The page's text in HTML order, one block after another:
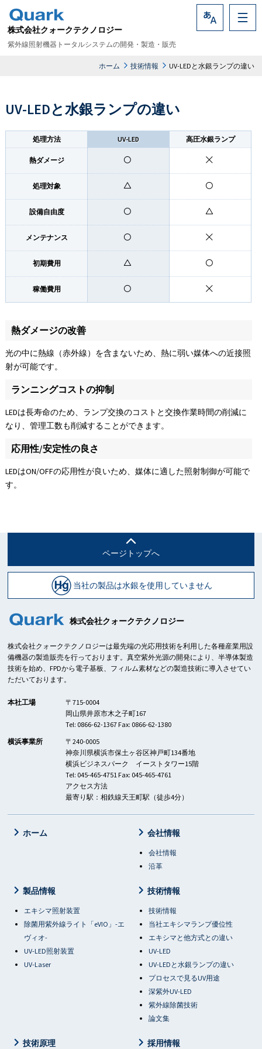
株式会社クォークテクノロジー
紫外線照射機器トータルシステムの開発・製造・販売
ホーム 技術情報 UV-LEDと水銀ランプの違い
UV-LEDと水銀ランプの違い
処理方法 UV-LED 高圧水銀ランプ
熱ダメージ
処理対象
設備自由度
メンテナンス
初期費用
稼働費用
熱ダメージの改善
光の中に熱線（赤外線）を含まないため、熱に弱い媒体への近接照
射が可能です。
ランニングコストの抑制
LEDは長寿命のため、ランプ交換のコストと交換作業時間の削減に
なり、管理工数も削減することができます。
応用性/安定性の良さ
LEDはON/OFFの応用性が良いため、媒体に適した照射制御が可能で
す。
ページトップへ
当社の製品は水銀を使用していません
株式会社クォークテクノロジー
株式会社クォークテクノロジーは最先端の光応用技術を利用した各種産業用設
備機器の製造販売を行っております。真空紫外光源の開発により、半導体製造
技術を始め、FPDから電子基板、フィルム素材などの製造技術に導入させてい
ただいております。
本社工場
〒715-0004
岡山県井原市木之子町167
Tel: 0866-62-1367 Fax: 0866-62-1380
横浜事業所
〒240-0005
神奈川県横浜市保土ヶ谷区神戸町134番地
横浜ビジネスパーク イーストタワー15階
Tel: 045-465-4751 Fax: 045-465-4761
アクセス方法
最寄り駅：相鉄線天王町駅（徒歩4分）
ホーム 会社情報
会社情報
沿革
製品情報
エキシマ照射装置
除菌用紫外線ライト「eVIO」-エ
ヴィオ-
UV-LED照射装置
UV-Laser
技術情報
技術情報
当社エキシマランプ優位性
エキシマと他方式との違い
UV-LED
UV-LEDと水銀ランプの違い
プロセスで見るUV用途
深紫外UV-LED
紫外線除菌技術
論文集
技術原理 採用情報